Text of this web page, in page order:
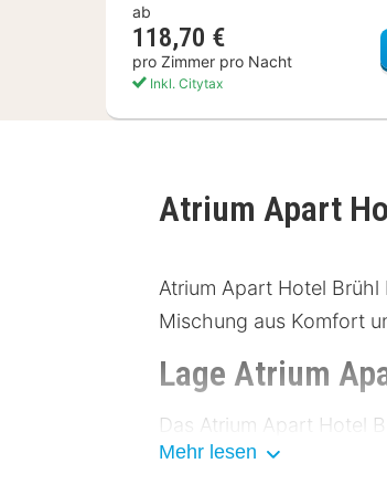
ab
118,70 €
pro Zimmer pro Nacht
Inkl. Citytax
Atrium Apart
Atrium Apart Hotel
Mischung aus Komfort
Lage Atrium
Das Atrium Apart Hotel
an öffentliche
Mehr lesen